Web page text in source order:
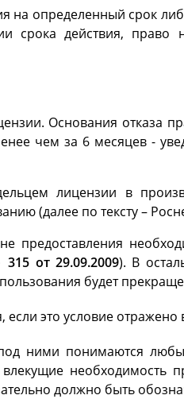
на определенный срок
срока действия, право
Основания отказа
чем за 6 месяцев -
лицензии в
(далее по тексту –
предоставления
от 29.09.2009). В
будет
это условие отражено
ними понимаются
необходимость
должно быть